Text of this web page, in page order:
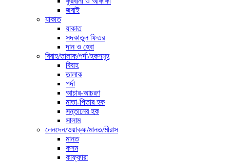
জবাই
যাকাত
যাকাত
সদকাতুল ফিতর
দান ও হেবা
বিবাহ/তালাক/পর্দা/হকসমূহ
বিবাহ
তালাক
পর্দা
আচার-আচরণ
মাতা-পিতার হক
সন্তানের হক
সালাম
লেনদেন/ওয়াক্ফ/মানত/মীরাস
মানত
কসম
কাফ্ফারা